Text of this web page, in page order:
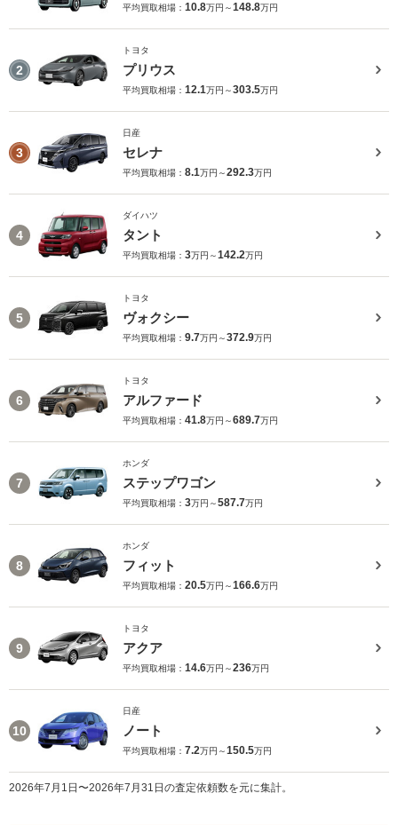
平均買取相場： 10.8万円～148.8万円
2
トヨタ
プリウス
平均買取相場： 12.1万円～303.5万円
3
日産
セレナ
平均買取相場： 8.1万円～292.3万円
4
ダイハツ
タント
平均買取相場： 3万円～142.2万円
5
トヨタ
ヴォクシー
平均買取相場： 9.7万円～372.9万円
6
トヨタ
アルファード
平均買取相場： 41.8万円～689.7万円
7
ホンダ
ステップワゴン
平均買取相場： 3万円～587.7万円
8
ホンダ
フィット
平均買取相場： 20.5万円～166.6万円
9
トヨタ
アクア
平均買取相場： 14.6万円～236万円
10
日産
ノート
平均買取相場： 7.2万円～150.5万円
2026年7月1日〜2026年7月31日の査定依頼数を元に集計。